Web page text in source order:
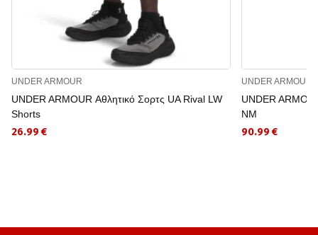
UNDER ARMOUR
UNDER ARMOUR Αθλητικό Σορτς UA Rival LW
Shorts
26.99 €
UNDER ARMOUR
UNDER
NM
90.99 €